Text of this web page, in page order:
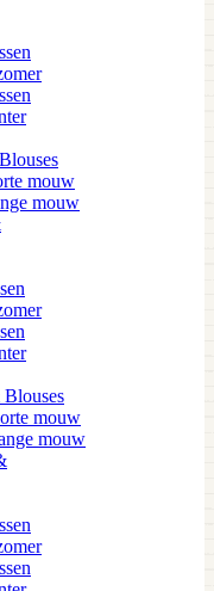
mouw
mouw
mouw
mouw